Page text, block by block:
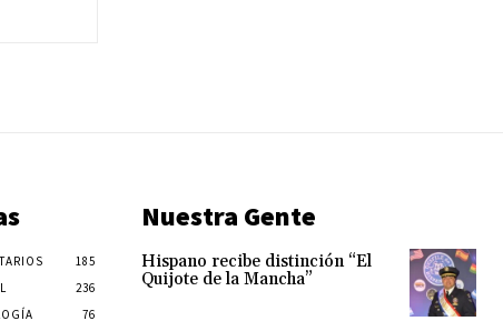
185
236
76
Nuestra Gente
Hispano recibe distinción “El
Quijote de la Mancha”